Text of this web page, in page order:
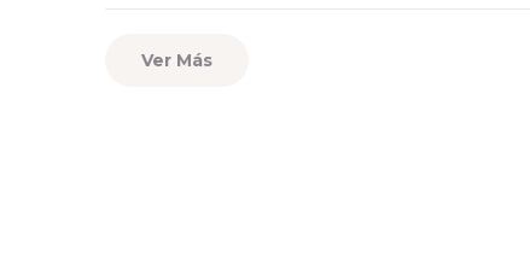
Ver Más